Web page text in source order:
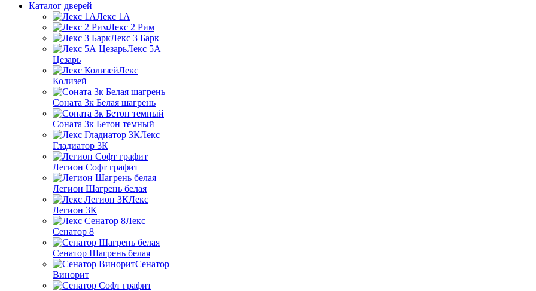
Каталог дверей
Лекс 1А
Лекс 2 Рим
Лекс 3 Барк
Лекс 5А
Цезарь
Лекс
Колизей
Соната 3к Белая шагрень
Соната 3к Бетон темный
Лекс
Гладиатор 3К
Легион Софт графит
Легион Шагрень белая
Лекс
Легион 3К
Лекс
Сенатор 8
Сенатор Шагрень белая
Сенатор
Винорит